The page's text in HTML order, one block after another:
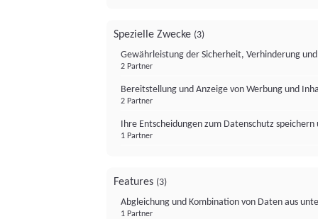
Spezielle Zwecke (3)
Gewährleistung der Sicherheit, Verhinderung
2 Partner
Bereitstellung und Anzeige von Werbung und
2 Partner
Ihre Entscheidungen zum Datenschutz
1 Partner
Features (3)
Abgleichung und Kombination von Daten aus
1 Partner